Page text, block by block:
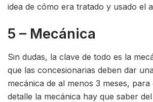
idea de cómo era tratado y usado el
5 – Mecánica
Sin dudas, la clave de todo es la
que las concesionarias deben dar
mecánica de al menos 3 meses,
detalle la mecánica hay que saber